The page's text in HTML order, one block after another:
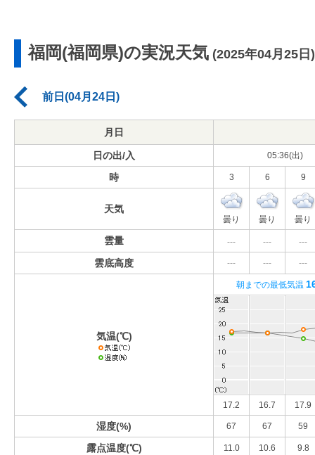
福岡(福岡県)の実況天気 (2025年04月25日)
前日(04月24日)
月日
日の出/入 05:36(出)
時 3 6 9
天気
曇り 曇り 曇り
雲量 --- --- ---
雲底高度 --- --- ---
気温(℃)
朝までの最低気温
17.2 16.7 17.9
湿度(%) 67 67 59
露点温度(℃) 11.0 10.6 9.8